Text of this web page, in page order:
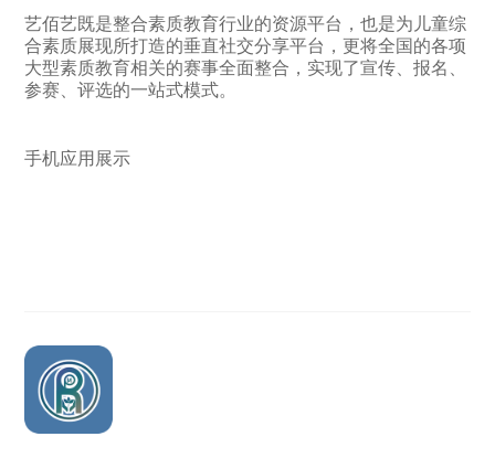
艺佰艺既是整合素质教育行业的资源平台，也是为儿童综
合素质展现所打造的垂直社交分享平台，更将全国的各项
大型素质教育相关的赛事全面整合，实现了宣传、报名、
参赛、评选的一站式模式。
手机应用展示